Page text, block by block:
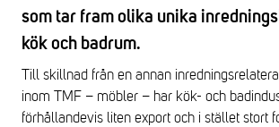
som tar fram olika unika
kök och badrum.
Till skillnad från en annan
inom TMF – möbler – har kök- och
förhållandevis liten export och i stället stort